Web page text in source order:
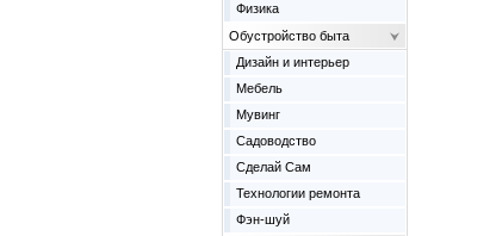
Физика
Обустройство быта
Дизайн и интерьер
Мебель
Мувинг
Садоводство
Сделай Сам
Технологии ремонта
Фэн-шуй